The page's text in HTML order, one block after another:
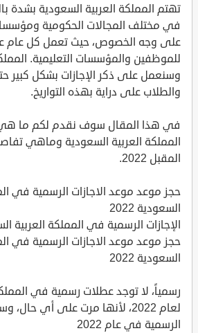
تهتم المملكة العربية السعودية بشدة
في مختلف المجالات الحكومية
على وجه الخصوص، حيث تعمل كل عام
للموظفين والمؤسسات التعليمية.
وسنعمل على ذكر الإجازات بشكل كبير
والطلاب على دراية بهذه التواريخ.
في هذا المقال سوف نقدم لكم ما هي
المملكة العربية السعودية وماهي
المقبل 2022.
حجز موعد موعد الاجازات الرسمية في
السعودية 2022
الإجازات الرسمية في المملكة العربية
حجز موعد موعد الاجازات الرسمية في
السعودية 2022
رسمياً، لا توجد عطلات رسمية في
لعام 2022، لأنها مرت على أي
الرسمية في عام 2022